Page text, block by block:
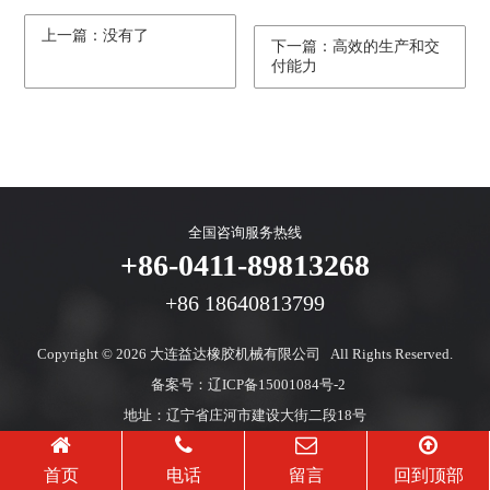
上一篇：没有了
下一篇：高效的生产和交
付能力
全国咨询服务热线
+86-0411-89813268
+86 18640813799
Copyright © 2026 大连益达橡胶机械有限公司 All Rights Reserved.
备案号： 辽ICP备15001084号-2
地址：辽宁省庄河市建设大街二段18号
腾云建站仅向商家提供技术服务
首页 电话 留言 回到顶部